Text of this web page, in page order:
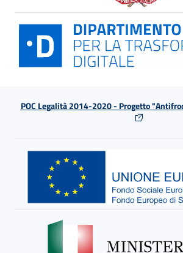
POC Legalità 2014-2020 - Progetto